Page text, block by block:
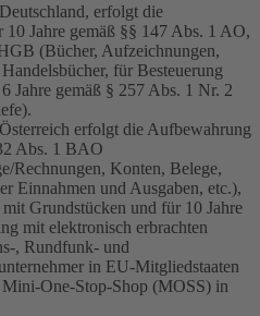
erfolgt die
Jahre gemäß §§ 147 Abs. 1 AO,
(Bücher, Aufzeichnungen,
für Besteuerung
Jahre gemäß § 257 Abs. 1 Nr. 2
erfolgt die Aufbewahrung
Abs. 1 BAO
Rechnungen, Konten, Belege,
Einnahmen und Ausgaben, etc.),
Grundstücken und für 10 Jahre
mit elektronisch erbrachten
, Rundfunk- und
in EU-Mitgliedstaaten
One-Stop-Shop (MOSS) in